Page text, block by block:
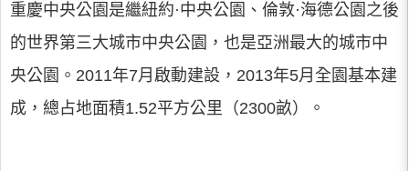
重慶中央公園是繼紐約·中央公園、倫敦·海德公園之後
的世界第三大城市中央公園，也是亞洲最大的城市中
央公園。2011年7月啟動建設，2013年5月全園基本建
成，總占地面積1.52平方公里（2300畝）。